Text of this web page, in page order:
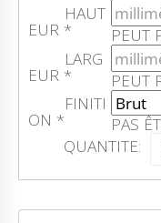
HAUT
EUR *
PEUT
LARG
EUR *
PEUT
FINITI
ON *
PAS
QUANTITE:
T